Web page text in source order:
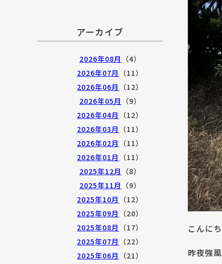
こんに
昨夜強
アーカイブ
2026年08月 （4）
2026年07月 （11）
2026年06月 （12）
2026年05月 （9）
2026年04月 （12）
2026年03月 （11）
2026年02月 （11）
2026年01月 （11）
2025年12月 （8）
2025年11月 （9）
2025年10月 （12）
2025年09月 （20）
2025年08月 （17）
2025年07月 （22）
2025年06月 （21）